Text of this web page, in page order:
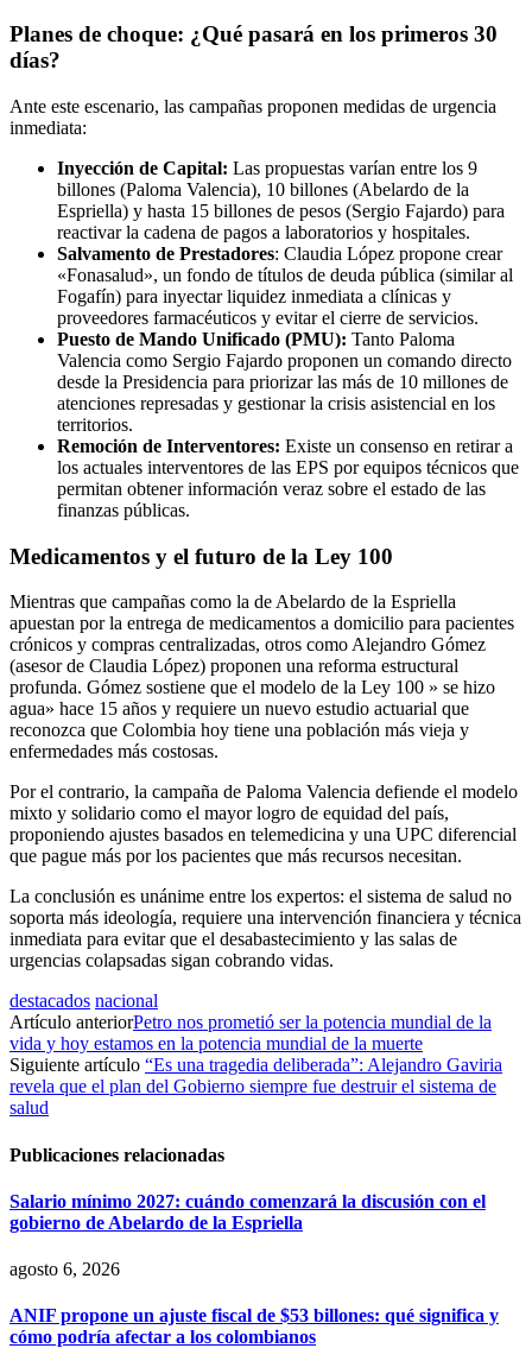
Planes de choque: ¿Qué pasará en los primeros 30
días?
Ante este escenario, las campañas proponen medidas de urgencia
inmediata:
Inyección de Capital: Las propuestas varían entre los 9
billones (Paloma Valencia), 10 billones (Abelardo de la
Espriella) y hasta 15 billones de pesos (Sergio Fajardo) para
reactivar la cadena de pagos a laboratorios y hospitales.
Salvamento de Prestadores: Claudia López propone crear
«Fonasalud», un fondo de títulos de deuda pública (similar al
Fogafín) para inyectar liquidez inmediata a clínicas y
proveedores farmacéuticos y evitar el cierre de servicios.
Puesto de Mando Unificado (PMU): Tanto Paloma
Valencia como Sergio Fajardo proponen un comando directo
desde la Presidencia para priorizar las más de 10 millones de
atenciones represadas y gestionar la crisis asistencial en los
territorios.
Remoción de Interventores: Existe un consenso en retirar a
los actuales interventores de las EPS por equipos técnicos que
permitan obtener información veraz sobre el estado de las
finanzas públicas.
Medicamentos y el futuro de la Ley 100
Mientras que campañas como la de Abelardo de la Espriella
apuestan por la entrega de medicamentos a domicilio para pacientes
crónicos y compras centralizadas, otros como Alejandro Gómez
(asesor de Claudia López) proponen una reforma estructural
profunda. Gómez sostiene que el modelo de la Ley 100 » se hizo
agua» hace 15 años y requiere un nuevo estudio actuarial que
reconozca que Colombia hoy tiene una población más vieja y
enfermedades más costosas.
Por el contrario, la campaña de Paloma Valencia defiende el modelo
mixto y solidario como el mayor logro de equidad del país,
proponiendo ajustes basados en telemedicina y una UPC diferencial
que pague más por los pacientes que más recursos necesitan.
La conclusión es unánime entre los expertos: el sistema de salud no
soporta más ideología, requiere una intervención financiera y técnica
inmediata para evitar que el desabastecimiento y las salas de
urgencias colapsadas sigan cobrando vidas.
destacados nacional
Artículo anteriorPetro nos prometió ser la potencia mundial de la
vida y hoy estamos en la potencia mundial de la muerte
Siguiente artículo “Es una tragedia deliberada”: Alejandro Gaviria
revela que el plan del Gobierno siempre fue destruir el sistema de
salud
Publicaciones relacionadas
Salario mínimo 2027: cuándo comenzará la discusión con el
gobierno de Abelardo de la Espriella
agosto 6, 2026
ANIF propone un ajuste fiscal de $53 billones: qué significa y
cómo podría afectar a los colombianos